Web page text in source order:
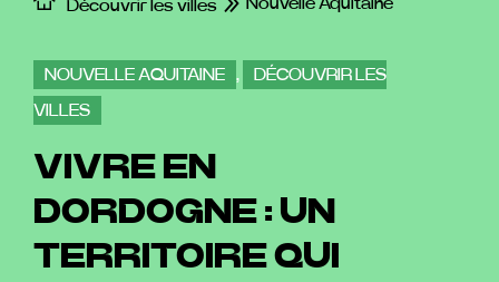
Découvrir les villes
NOUVELLE AQUITAINE ,
DÉCOUVRIR LES
VILLES
VIVRE EN
DORDOGNE : UN
TERRITOIRE QUI